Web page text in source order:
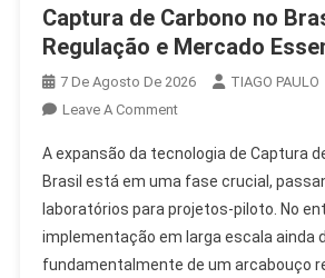
Captura de Carbono no
Regulação e Mercado
7 De Agosto De 2026
TIAGO PAULO
Leave A CommentOn
De
Carbono
No
Brasil:
Regulação
A expansão da tecnologia de Captura
Brasil está em uma fase crucial,
laboratórios para projetos-piloto. No
implementação em larga escala ainda
fundamentalmente de um arcabouço